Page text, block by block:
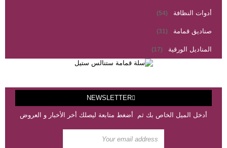
أدوات النظافة (54)
صناديق قمامة (31)
المناديل الورقية (17)
NEWSLETTER
أدخل الميل الخاص بك ثم أضغط متابعة ليصلك أخر الأخبار و العروض